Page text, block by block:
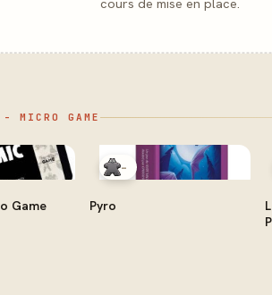
MICRO GAME
Game
-
Pyro